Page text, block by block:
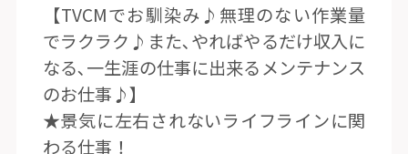
【TVCMでお馴染み♪無理のない作業量
でラクラク♪また､やればやるだけ収入に
なる､一生涯の仕事に出来るメンテナンス
のお仕事♪】
★景気に左右されないライフラインに関
わる仕事！